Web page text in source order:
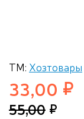
ТМ: Хозтовары
33,00
55,00